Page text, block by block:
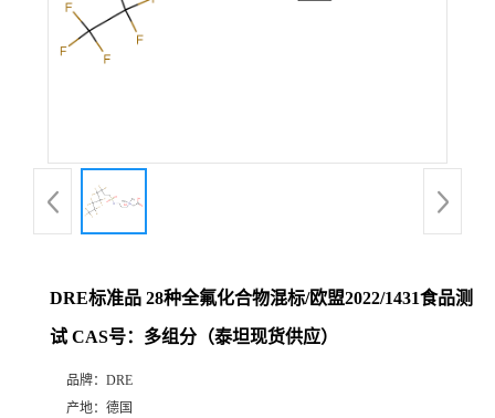
DRE标准品 28种全氟化合物混标/欧盟2022/1431食品测
试 CAS号：多组分（泰坦现货供应）
品牌： DRE
产地： 德国